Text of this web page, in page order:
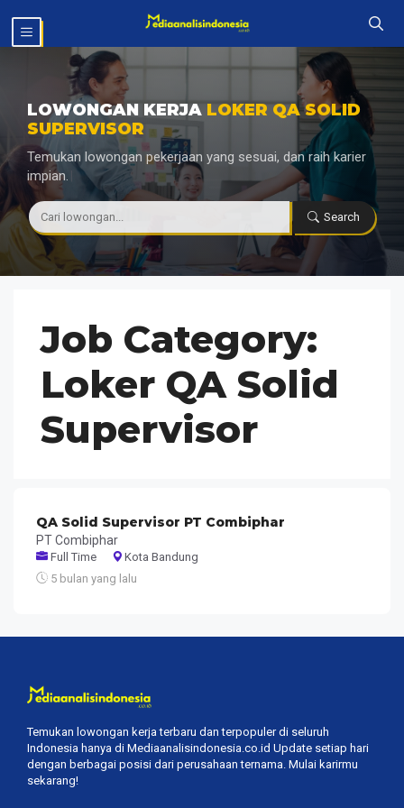
isi
MENU
LOWONGAN KERJA LOKER QA SOLID
SUPERVISOR
Temukan lowongan pekerjaan yang sesuai, dan raih karier
impian.
Search
Job Category:
Loker QA Solid
Supervisor
QA Solid Supervisor PT Combiphar
PT Combiphar
Full Time
Kota Bandung
5 bulan yang lalu
Temukan lowongan kerja terbaru dan terpopuler di seluruh
Indonesia hanya di Mediaanalisindonesia.co.id Update setiap hari
dengan berbagai posisi dari perusahaan ternama. Mulai karirmu
sekarang!